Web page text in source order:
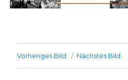
Vorheriges Bild Nächstes Bild